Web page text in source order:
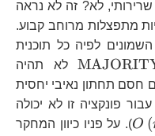
שרירותי, לא? זה לא נראה
מתפצלות מרוחב קבוע.
לפיה כל תוכנית
לא תהיה
חסם תחתון נאיבי יחסית
פונקציה זו לא יכולה
O (
). על פניו כיוון המחקר